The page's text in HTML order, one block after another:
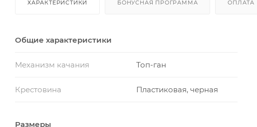
ХАРАКТЕРИСТИКИ БОНУСНАЯ ПРОГРАММА ОПЛАТА
Общие характеристики
Механизм качания Топ-ган
Крестовина Пластиковая, черная
Размеры